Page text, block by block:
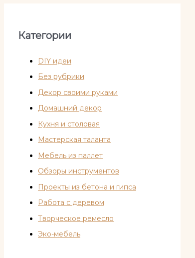
Категории
DIY идеи
Без рубрики
Декор своими руками
Домашний декор
Кухня и столовая
Мастерская таланта
Мебель из паллет
Обзоры инструментов
Проекты из бетона и гипса
Работа с деревом
Творческое ремесло
Эко-мебель